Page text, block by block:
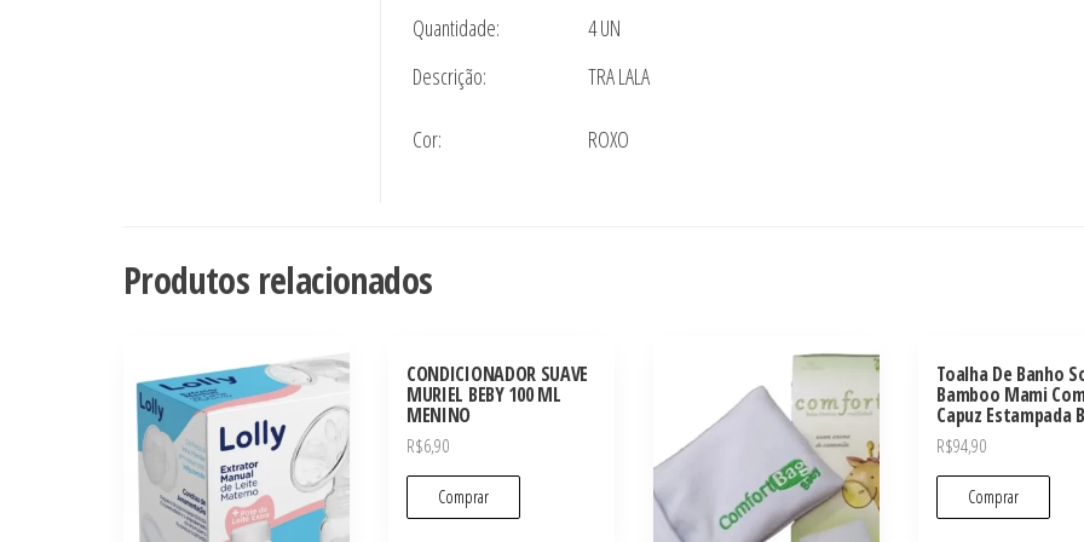
Quantidade:
4 UN
Descrição:
TRA LALA
Cor: ROXO
Produtos relacionados
CONDICIONADOR SUAVE
MURIEL BEBY 100 ML
MENINO
R$6,90
Comprar
Toalha De Banho
Bamboo Mami
Capuz Estampada
R$94,90
Comprar